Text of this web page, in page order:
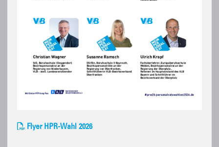
Flyer HPR-Wahl 2026